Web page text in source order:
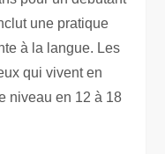
une pratique
à la langue. Les
qui vivent en
niveau en 12 à 18